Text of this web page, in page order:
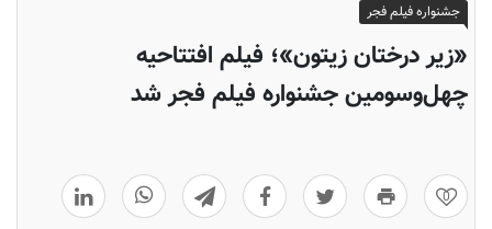
جشنواره فیلم فجر
«زیر درختان زیتون»؛ فیلم افتتاحیه
چهل‌وسومین جشنواره فیلم فجر شد
0